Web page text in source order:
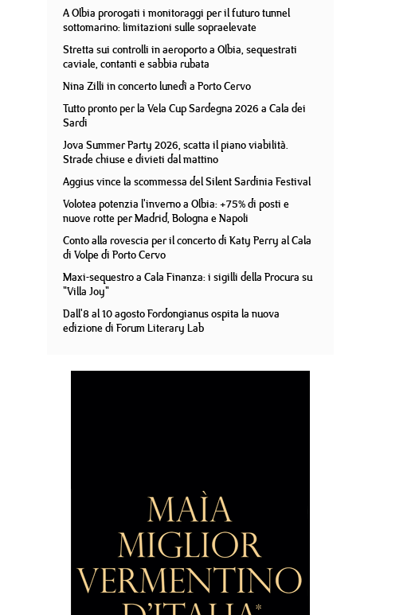
A Olbia prorogati i monitoraggi per il futuro tunnel
sottomarino: limitazioni sulle sopraelevate
Stretta sui controlli in aeroporto a Olbia, sequestrati
caviale, contanti e sabbia rubata
Nina Zilli in concerto lunedì a Porto Cervo
Tutto pronto per la Vela Cup Sardegna 2026 a Cala dei
Sardi
Jova Summer Party 2026, scatta il piano viabilità.
Strade chiuse e divieti dal mattino
Aggius vince la scommessa del Silent Sardinia Festival
Volotea potenzia l'inverno a Olbia: +75% di posti e
nuove rotte per Madrid, Bologna e Napoli
Conto alla rovescia per il concerto di Katy Perry al Cala
di Volpe di Porto Cervo
Maxi-sequestro a Cala Finanza: i sigilli della Procura su
"Villa Joy"
Dall'8 al 10 agosto Fordongianus ospita la nuova
edizione di Forum Literary Lab